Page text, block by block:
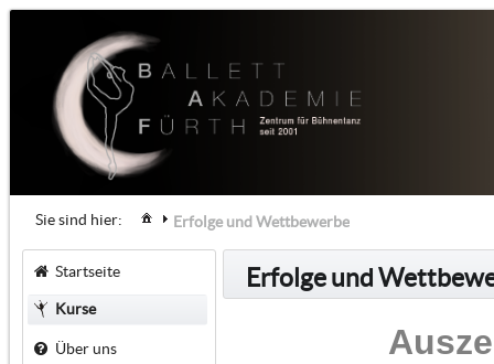
Sie sind hier: Erfolge und Wettbewerbe
Startseite
Kurse
Über uns
Erfolge und